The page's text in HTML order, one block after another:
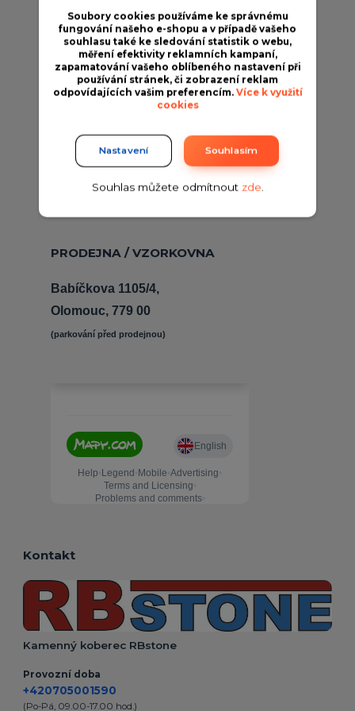
Jak nakupovat
Obchodní podmínky
Fotogalerie
Blog
PRODUKTY
PRODEJNA / VZORKOVNA
Babíčkova 1105/4,
Olomouc, 779 00
(parkování před prodejnou)
Kontakt
Kamenný koberec RBstone
Provozní doba
+420705001590
(Po-Pá, 09.00-17.00 hod.)
Soubory cookies používáme ke správnému
fungování našeho e-shopu a v případě vašeho
souhlasu také ke sledování statistik o webu,
měření efektivity reklamních kampaní,
zapamatování vašeho oblíbeného nastavení při
používání stránek, či zobrazení reklam
odpovídajících vašim preferencím. Více k využití
cookies
Nastavení Souhlasím
Souhlas můžete odmítnout zde.